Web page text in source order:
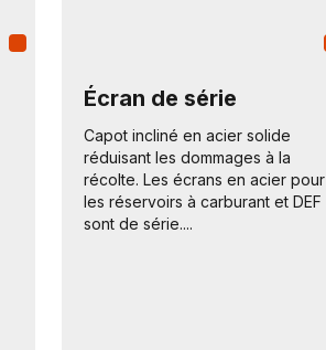
Écran de série
Capot incliné en acier solide
réduisant les dommages à la
récolte. Les écrans en acier pour
les réservoirs à carburant et DEF
sont de série....